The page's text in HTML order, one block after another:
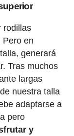
rodillas
Pero en
generará
Tras muchos
largas
nuestra talla
adaptarse a
pero
y